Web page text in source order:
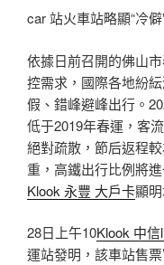
car 站火車站略顯“冷僻
依據日前召開的佛山
控需求，國際各地紛
假、錯峰避峰出行。
低于2019年春運，客
絕對疏散，節后返程
重，高鐵出行比例將
Klook 永豐 大戶卡顯明
28日上午10Klook 中
運站發明，該車站售